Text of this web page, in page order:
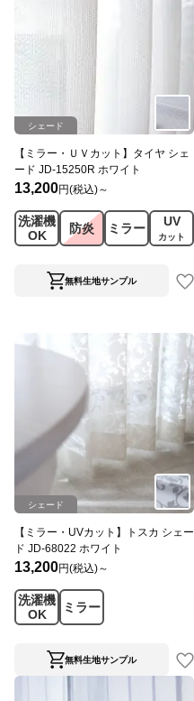
シェード
【ミラー・ＵＶカット】タイヤ シェ
ード JD-15250R ホワイト
13,200円(税込)～
洗濯機
OK
防炎 ミラー UV
カット
無料生地サンプル
シェード
【ミラー・UVカット】トスカ シェー
ド JD-68022 ホワイト
13,200円(税込)～
洗濯機
OK
ミラー
無料生地サンプル